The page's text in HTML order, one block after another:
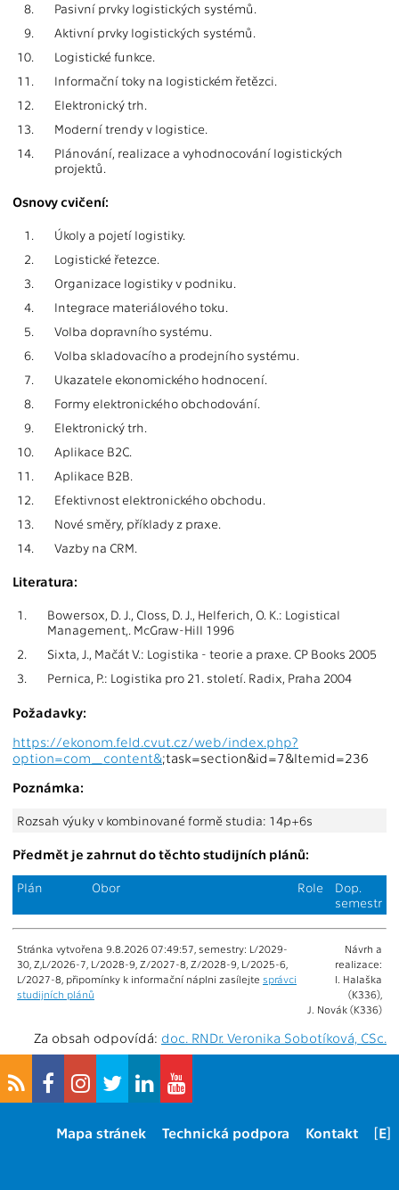
8.
Pasivní prvky logistických systémů.
9.
Aktivní prvky logistických systémů.
10.
Logistické funkce.
11.
Informační toky na logistickém řetězci.
12.
Elektronický trh.
13.
Moderní trendy v logistice.
14.
Plánování, realizace a vyhodnocování logistických
projektů.
Osnovy cvičení:
1.
Úkoly a pojetí logistiky.
2.
Logistické řetezce.
3.
Organizace logistiky v podniku.
4.
Integrace materiálového toku.
5.
Volba dopravního systému.
6.
Volba skladovacího a prodejního systému.
7.
Ukazatele ekonomického hodnocení.
8.
Formy elektronického obchodování.
9.
Elektronický trh.
10.
Aplikace B2C.
11.
Aplikace B2B.
12.
Efektivnost elektronického obchodu.
13.
Nové směry, příklady z praxe.
14.
Vazby na CRM.
Literatura:
1.
Bowersox, D. J., Closs, D. J., Helferich, O. K.: Logistical
Management,. McGraw-Hill 1996
2.
Sixta, J., Mačát V.: Logistika - teorie a praxe. CP Books 2005
3.
Pernica, P.: Logistika pro 21. století. Radix, Praha 2004
Požadavky:
https://ekonom.feld.cvut.cz/web/index.php?
option=com_content&;task=section&id=7&Itemid=236
Poznámka:
Rozsah výuky v kombinované formě studia: 14p+6s
Předmět je zahrnut do těchto studijních plánů:
Plán Obor Role
Dop.
semestr
Stránka vytvořena 9.8.2026 07:49:57, semestry: L/2029-
30, Z,L/2026-7, L/2028-9, Z/2027-8, Z/2028-9, L/2025-6,
L/2027-8, připomínky k informační náplni zasílejte správci
studijních plánů
Návrh a
realizace:
I. Halaška
(K336),
J. Novák (K336)
Za obsah odpovídá: doc. RNDr. Veronika Sobotíková, CSc.
[E]
Kontakt
Technická podpora
Mapa stránek